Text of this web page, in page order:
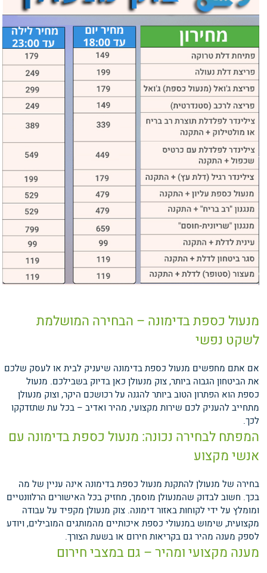
מנעול כספת בדימונה – הבחירה המושלמת
לשקט נפשי
אם אתם מחפשים מנעול כספת בדימונה שיעניק לבית או לעסק שלכם
את הביטחון הגבוה ביותר, צוק מנעולן כאן בדיוק בשבילכם. מנעול
כספת הוא הפתרון הטוב ביותר להגנה על רכושכם היקר, וצוק מנעולן
מתחייב להעניק לכם שירות מקצועי, מהיר ואדיב – בכל עת שתזדקקו
לכך.
המפתח לבחירה נכונה: מנעול כספת בדימונה עם
אנשי מקצוע
בחירה של מנעולן להתקנת מנעול כספת בדימונה אינה עניין של מה
בכך. חשוב לבדוק שהמנעולן מוסמך, מחזיק בכל האישורים הרלוונטיים
ומומלץ על ידי לקוחות באזור דימונה. צוק מנעולן מקפיד על עבודה
מקצועית, שימוש במנעולי כספת איכותיים מהמותגים המובילים, ויודע
לספק מענה מהיר גם בקריאות חירום או בשעת הצורך.
מענה מקצועי ומהיר – גם במצבי חירום